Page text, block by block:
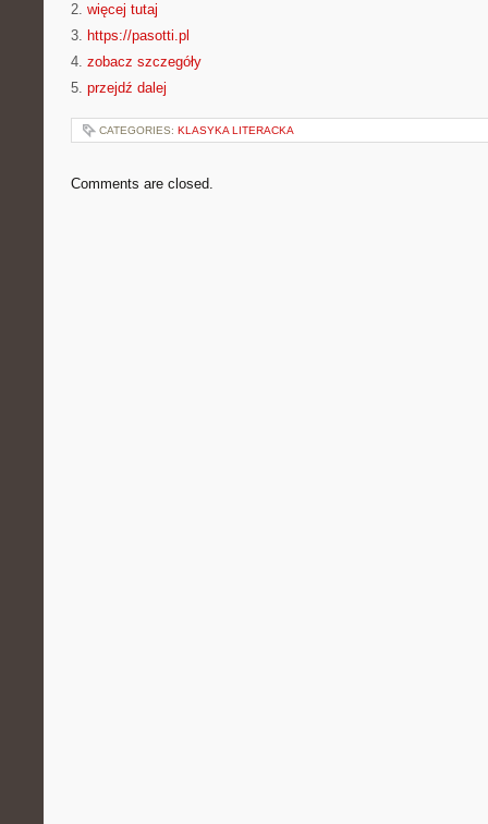
2. więcej tutaj
3. https://pasotti.pl
4. zobacz szczegóły
5. przejdź dalej
CATEGORIES: KLASYKA LITERACKA
Comments are closed.